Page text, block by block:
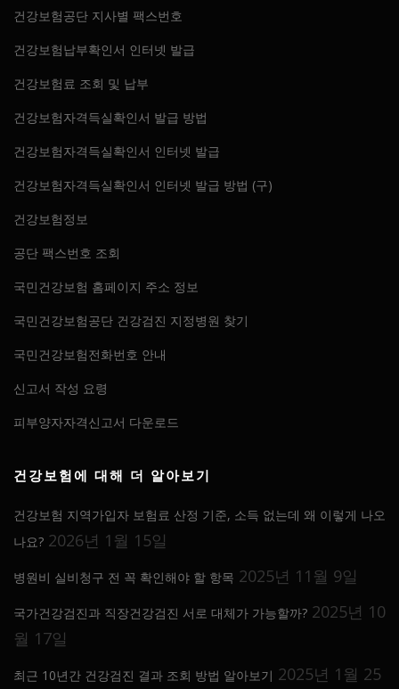
건강보험공단 지사별 팩스번호
건강보험납부확인서 인터넷 발급
건강보험료 조회 및 납부
건강보험자격득실확인서 발급 방법
건강보험자격득실확인서 인터넷 발급
건강보험자격득실확인서 인터넷 발급 방법 (구)
건강보험정보
공단 팩스번호 조회
국민건강보험 홈페이지 주소 정보
국민건강보험공단 건강검진 지정병원 찾기
국민건강보험전화번호 안내
신고서 작성 요령
피부양자자격신고서 다운로드
건강보험에 대해 더 알아보기
건강보험 지역가입자 보험료 산정 기준, 소득 없는데 왜 이렇게 나오
나요? 2026년 1월 15일
병원비 실비청구 전 꼭 확인해야 할 항목 2025년 11월 9일
국가건강검진과 직장건강검진 서로 대체가 가능할까? 2025년 10
월 17일
최근 10년간 건강검진 결과 조회 방법 알아보기 2025년 1월 25